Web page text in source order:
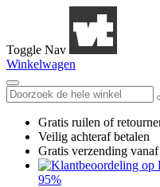
Toggle Nav
Winkelwagen
Gratis ruilen of
Veilig achteraf betalen
Gratis verzending
95%